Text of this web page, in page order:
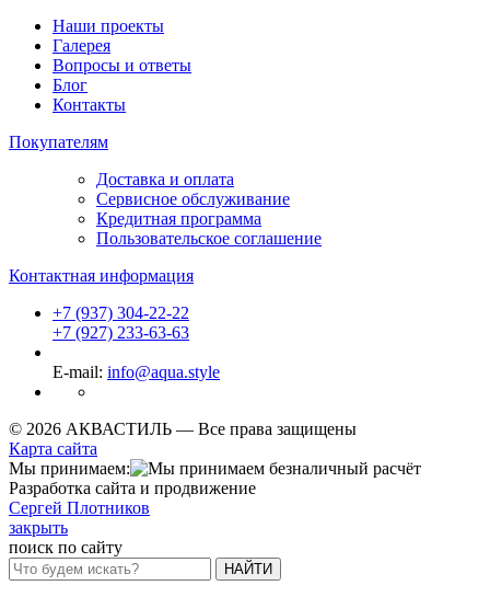
Наши проекты
Галерея
Вопросы и ответы
Блог
Контакты
Покупателям
Доставка и оплата
Сервисное обслуживание
Кредитная программа
Пользовательское соглашение
Контактная информация
+7 (937) 304-22-22
+7 (927) 233-63-63
E-mail: info@aqua.style
© 2026 АКВАСТИЛЬ — Все права защищены
Карта сайта
Мы принимаем:
Разработка сайта и продвижение
Сергей Плотников
закрыть
поиск по сайту
НАЙТИ